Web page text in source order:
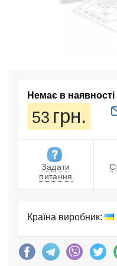
Немає в наявності
53 грн.
Задати
питання
Країна виробник: